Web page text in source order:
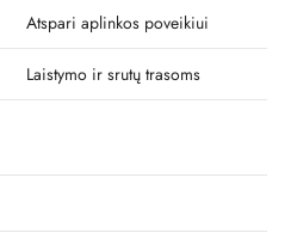
Atspari aplinkos poveikiui
Laistymo ir srutų trasoms